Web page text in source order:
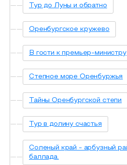
Тур до Луны и обратно
Оренбургское кружево
В гости к премьер-министру
Степное море Оренбуржья
Тайны Оренбургской степи
Тур в долину счастья
Соленый край - арбузный
баллада.